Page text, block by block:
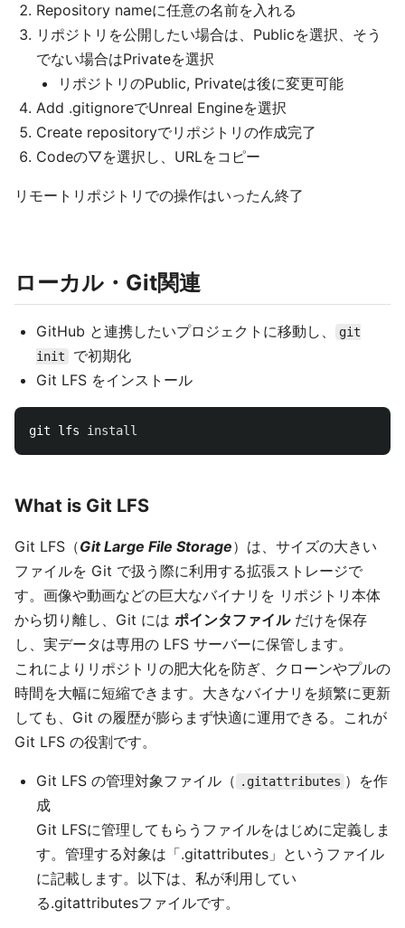
Repository nameに任意の名前を入れる
リポジトリを公開したい場合は、Publicを選択、そう
でない場合はPrivateを選択
リポジトリのPublic, Privateは後に変更可能
Add .gitignoreでUnreal Engineを選択
Create repositoryでリポジトリの作成完了
Codeの▽を選択し、URLをコピー
リモートリポジトリでの操作はいったん終了
ローカル・Git関連
GitHub と連携したいプロジェクトに移動し、
git
init
で初期化
Git LFS をインストール
git lfs install
What is Git LFS
Git LFS（Git Large File Storage）は、サイズの大きい
ファイルを Git で扱う際に利用する拡張ストレージで
す。画像や動画などの巨大なバイナリを リポジトリ本体
から切り離し、Git には ポインタファイルだけを保存
し、実データは専用の LFS サーバーに保管します。
これによりリポジトリの肥大化を防ぎ、クローンやプルの
時間を大幅に短縮できます。大きなバイナリを頻繁に更新
しても、Git の履歴が膨らまず快適に運用できる。これが
Git LFS の役割です。
Git LFS の管理対象ファイル（ .gitattributes ）を作
成
Git LFSに管理してもらうファイルをはじめに定義しま
す。管理する対象は「.gitattributes」というファイル
に記載します。以下は、私が利用してい
る.gitattributesファイルです。